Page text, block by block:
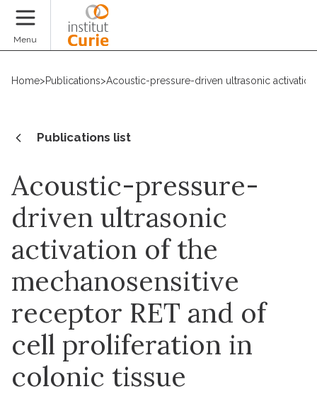
Menu
Home>Publications>Acoustic-pressure-driven ultrasonic
Publications list
Acoustic-pressure-
driven ultrasonic
activation of the
mechanosensitive
receptor RET and of
cell proliferation in
colonic tissue